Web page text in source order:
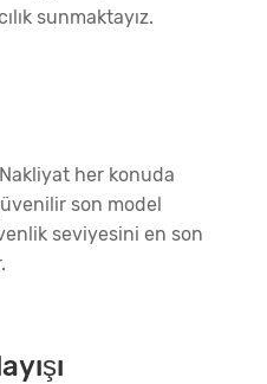
sunmaktayız.
her konuda
son model
seviyesini en son